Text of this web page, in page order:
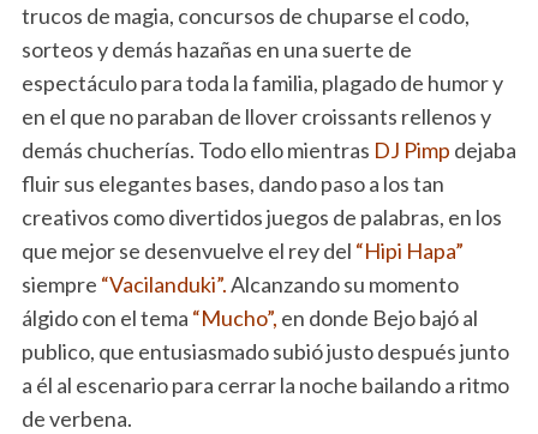
trucos de magia, concursos de chuparse el codo,
sorteos y demás hazañas en una suerte de
espectáculo para toda la familia, plagado de humor y
en el que no paraban de llover croissants rellenos y
demás chucherías. Todo ello mientras DJ Pimp dejaba
fluir sus elegantes bases, dando paso a los tan
creativos como divertidos juegos de palabras, en los
que mejor se desenvuelve el rey del “Hipi Hapa”
siempre “Vacilanduki”.Alcanzando su momento
álgido con el tema “Mucho”, en donde Bejo bajó al
publico, que entusiasmado subió justo después junto
a él al escenario para cerrar la noche bailando a ritmo
de verbena.